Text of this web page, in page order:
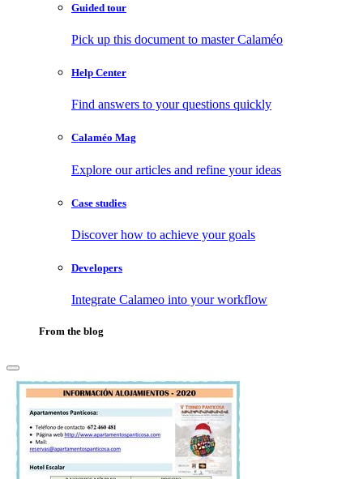
Guided tour
Pick up this document to master Calaméo
Help Center
Find answers to your questions quickly
Calaméo Mag
Explore our articles and refine your ideas
Case studies
Discover how to achieve your goals
Developers
Integrate Calameo into your workflow
From the blog